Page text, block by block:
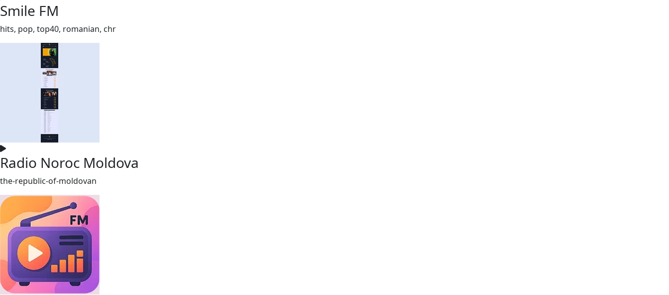
Smile FM
hits, pop, top40, romanian, chr
Radio Noroc Moldova
the-republic-of-moldovan